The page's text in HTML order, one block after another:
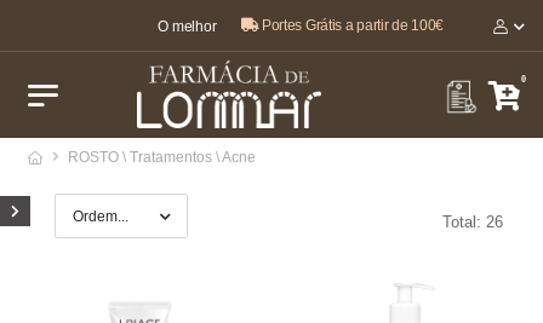
O melhor, pela sua saúde e bem-estar 🤍
Portes Grátis a partir de 100€
0
ROSTO \ Tratamentos \ Acne
Total: 26